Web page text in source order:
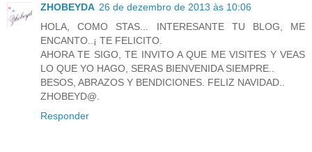
ZHOBEYDA 26 de dezembro de 2013 às 10:06
HOLA, COMO STAS... INTERESANTE TU BLOG, ME
ENCANTO..¡ TE FELICITO.
AHORA TE SIGO, TE INVITO A QUE ME VISITES Y VEAS
LO QUE YO HAGO, SERAS BIENVENIDA SIEMPRE..
BESOS, ABRAZOS Y BENDICIONES. FELIZ NAVIDAD..
ZHOBEYD@.
Responder